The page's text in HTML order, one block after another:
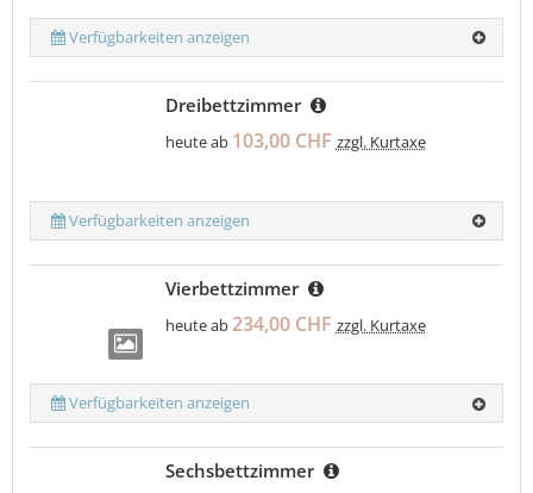
Verfügbarkeiten anzeigen
Dreibettzimmer
heute ab 103,00 CHF zzgl. Kurtaxe
Verfügbarkeiten anzeigen
Vierbettzimmer
heute ab234,00 CHF zzgl. Kurtaxe
Verfügbarkeiten anzeigen
Sechsbettzimmer